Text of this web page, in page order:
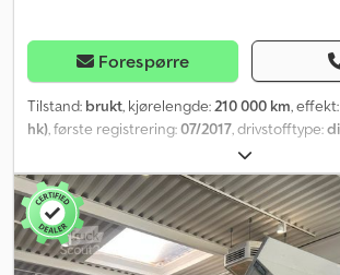
Forespørre
Tilstand: brukt, kjørelengde:210 000 km, effekt:
hk), første registrering:07/2017, drivstofftype:
mekanisk
antall seter:3, total lengde:6 000 mm,
mm, Utstyr:ABS, aircondition,
sentral låsing,